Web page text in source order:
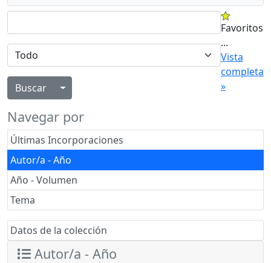
Alternar menú desplegable
Favoritos
...
Vista
completa
»
Navegar por
Últimas Incorporaciones
Autor/a - Año
Año - Volumen
Tema
Datos de la colección
Autor/a - Año